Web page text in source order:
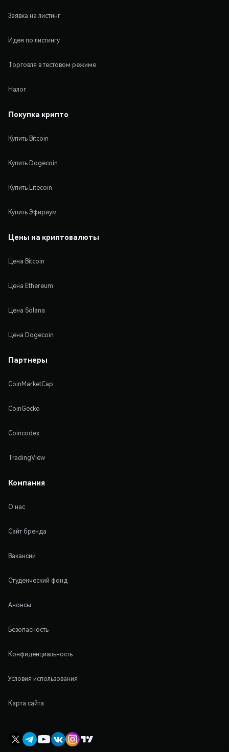
Заявка на листинг
Идея по листингу
Торговля в тестовом режиме
Налог
Покупка крипто
Купить Bitcoin
Купить Dogecoin
Купить Litecoin
Купить Эфириум
Цены на криптовалюты
Цена Bitcoin
Цена Ethereum
Цена Solana
Цена Dogecoin
Партнеры
CoinMarketCap
CoinGecko
Coincodex
TradingView
Компания
О нас
Сайт бренда
Вакансии
Студенческий фонд
Анонсы
Безопасность
Конфиденциальность
Условия использования
Карта сайта